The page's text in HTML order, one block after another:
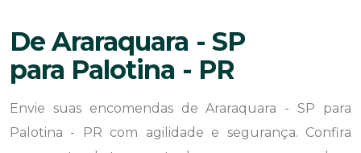
De Araraquara - SP
para Palotina - PR
Envie suas encomendas de Araraquara - SP para
Palotina - PR com agilidade e segurança. Confira